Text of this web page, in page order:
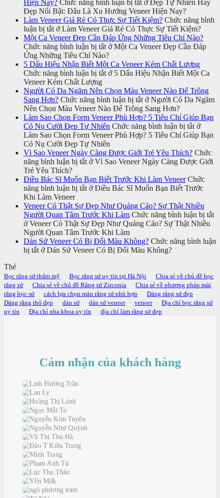
Hiện Nay? Chức năng bình luận bị tắtở Đẹp Tự Nhiên Hay
Đẹp Nổi Bật: Đâu Là Xu Hướng Veneer Hiện Nay?
Làm Veneer Giá Rẻ Có Thực Sự Tiết Kiệm? Chức năng bình
luận bị tắtở Làm Veneer Giá Rẻ Có Thực Sự Tiết Kiệm?
Một Ca Veneer Đẹp Cần Đáp Ứng Những Tiêu Chí Nào?
Chức năng bình luận bị tắtở Một Ca Veneer Đẹp Cần Đáp
Ứng Những Tiêu Chí Nào?
5 Dấu Hiệu Nhận Biết Một Ca Veneer Kém Chất Lượng
Chức năng bình luận bị tắtở 5 Dấu Hiệu Nhận Biết Một Ca
Veneer Kém Chất Lượng
Người Có Da Ngăm Nên Chọn Màu Veneer Nào Để Trông
Sang Hơn? Chức năng bình luận bị tắtở Người Có Da Ngăm
Nên Chọn Màu Veneer Nào Để Trông Sang Hơn?
Làm Sao Chọn Form Veneer Phù Hợp? 5 Tiêu Chí Giúp Bạn
Có Nụ Cười Đẹp Tự Nhiên Chức năng bình luận bị tắtở
Làm Sao Chọn Form Veneer Phù Hợp? 5 Tiêu Chí Giúp Bạn
Có Nụ Cười Đẹp Tự Nhiên
Vì Sao Veneer Ngày Càng Được Giới Trẻ Yêu Thích? Chức
năng bình luận bị tắtở Vì Sao Veneer Ngày Càng Được Giới
Trẻ Yêu Thích?
Điều Bác Sĩ Muốn Bạn Biết Trước Khi Làm Veneer Chức
năng bình luận bị tắtở Điều Bác Sĩ Muốn Bạn Biết Trước
Khi Làm Veneer
Veneer Có Thật Sự Đẹp Như Quảng Cáo? Sự Thật Nhiều
Người Quan Tâm Trước Khi Làm Chức năng bình luận bị tắt
ở Veneer Có Thật Sự Đẹp Như Quảng Cáo? Sự Thật Nhiều
Người Quan Tâm Trước Khi Làm
Dán Sứ Veneer Có Bị Đổi Màu Không? Chức năng bình luận
bị tắtở Dán Sứ Veneer Có Bị Đổi Màu Không?
Thẻ
Bọc răng sứ thẩm mỹ Bọc răng sứ uy tín tại Hà Nội
Chia sẻ về chủ đề bọc
răng sứ
Chia sẻ về chủ đề Răng sứ Zirconia
Chia sẻ về phương pháp mài
răng bọc sứ
cách lựa chọn màu răng sứ phù hợp
Dáng răng sứ đẹp
Dáng răng thỏ đẹp
dán sứ dán sứ veneer veneer
Địa chỉ bọc răng sứ
uy tín
Địa chỉ nha khoa uy tín địa chỉ làm răng sứ đẹp
Cảm nhận của khách hàng